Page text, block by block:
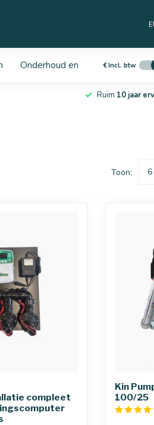
Onderhoud en service
€Incl. btw
Ruim 10 jaar
Toon:
compleet
Kin
100/25